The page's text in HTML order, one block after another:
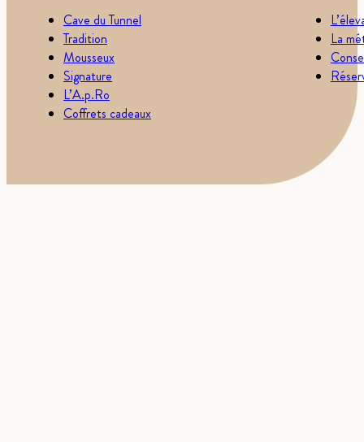
Cave du Tunnel
Tradition
Mousseux
Signature
L’A.p.Ro
Coffrets cadeaux
La